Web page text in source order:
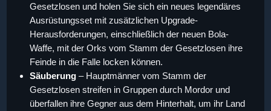
Gesetzlosen und holen Sie sich ein neues legendäres
Ausrüstungsset mit zusätzlichen Upgrade-
Herausforderungen, einschließlich der neuen Bola-
Waffe, mit der Orks vom Stamm der Gesetzlosen ihre
Feinde in die Falle locken können.
Säuberung – Hauptmänner vom Stamm der
Gesetzlosen streifen in Gruppen durch Mordor und
überfallen ihre Gegner aus dem Hinterhalt, um ihr Land